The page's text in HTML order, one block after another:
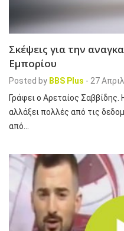
Σκέψεις για την
Εμπορίου
Posted by BBS Plus - 27
Γράφει ο Αρεταίος Σαββίδης.
αλλάξει πολλές από τις
από…